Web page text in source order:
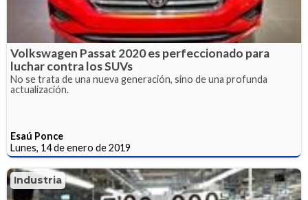
Volkswagen Passat 2020 es perfeccionado para
luchar contra los SUVs
No se trata de una nueva generación, sino de una profunda
actualización.
Esaú Ponce
Lunes, 14 de enero de 2019
Industria